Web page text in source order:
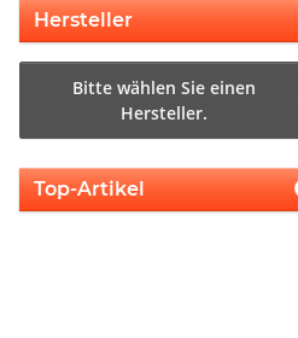
Hersteller
Bitte wählen Sie einen
Hersteller.
Top-Artikel